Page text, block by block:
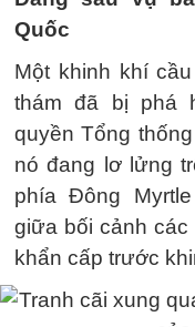
Quốc
Một khinh khí
thám đã bị phá
quyền Tổng
nó đang lơ lửng
phía Đông
giữa bối cảnh các
khẩn cấp trước